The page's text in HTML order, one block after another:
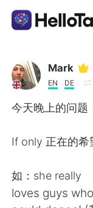
Language
AI Grammar
Mark
EN DE
今天晚上的问
If only 正在的希
如：she really
loves guys